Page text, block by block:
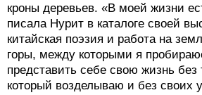
кроны деревьев. «В моей жизни
писала Нурит в каталоге своей
китайская поэзия и работа на
горы, между которыми я
представить себе свою жизнь без
который возделываю и без своих